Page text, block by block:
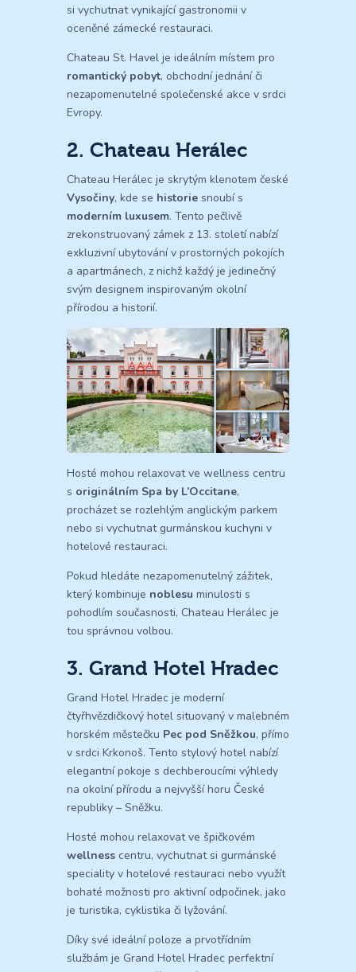
si vychutnat vynikající gastronomii v
oceněné zámecké restauraci.
Chateau St. Havel je ideálním místem pro
romantický pobyt, obchodní jednání či
nezapomenutelné společenské akce v srdci
Evropy.
2. Chateau Herálec
Chateau Herálec je skrytým klenotem české
Vysočiny, kde se historie snoubí s
moderním luxusem. Tento pečlivě
zrekonstruovaný zámek z 13. století nabízí
exkluzivní ubytování v prostorných pokojích
a apartmánech, z nichž každý je jedinečný
svým designem inspirovaným okolní
přírodou a historií.
Hosté mohou relaxovat ve wellness centru
s originálním Spa by L’Occitane,
procházet se rozlehlým anglickým parkem
nebo si vychutnat gurmánskou kuchyni v
hotelové restauraci.
Pokud hledáte nezapomenutelný zážitek,
který kombinuje noblesu minulosti s
pohodlím současnosti, Chateau Herálec je
tou správnou volbou.
3. Grand Hotel Hradec
Grand Hotel Hradec je moderní
čtyřhvězdičkový hotel situovaný v malebném
horském městečku Pec pod Sněžkou, přímo
v srdci Krkonoš. Tento stylový hotel nabízí
elegantní pokoje s dechberoucími výhledy
na okolní přírodu a nejvyšší horu České
republiky – Sněžku.
Hosté mohou relaxovat ve špičkovém
wellness centru, vychutnat si gurmánské
speciality v hotelové restauraci nebo využít
bohaté možnosti pro aktivní odpočinek, jako
je turistika, cyklistika či lyžování.
Díky své ideální poloze a prvotřídním
službám je Grand Hotel Hradec perfektní